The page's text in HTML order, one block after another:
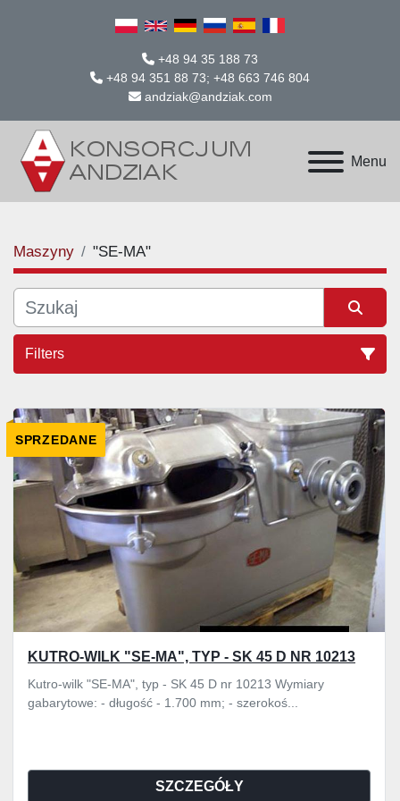
+48 94 35 188 73
+48 94 351 88 73; +48 663 746 804
andziak@andziak.com
Menu
Maszyny "SE-MA"
Filters
Wszystkie kategorie
Sortuj według
SPRZEDANE
KUTRO-WILK "SE-MA", TYP - SK 45 D NR 10213
Kutro-wilk "SE-MA", typ - SK 45 D nr 10213 Wymiary
gabarytowe: - długość - 1.700 mm; - szerokoś...
SZCZEGÓŁY